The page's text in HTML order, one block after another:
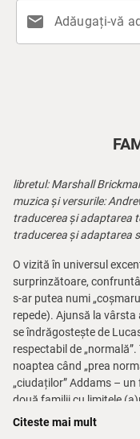
mail Adăugați-vă
libretul: Marshall
muzica și versurile:
traducerea și adaptarea
traducerea și adaptarea
O vizită în universul
surprinzătoare,
s-ar putea numi
repede). Ajunsă la vârsta
se îndrăgostește de
respectabil de
noaptea când „prea
„ciudaților” Addams –
două familii cu limitele
schimbării.
Citeste mai mult